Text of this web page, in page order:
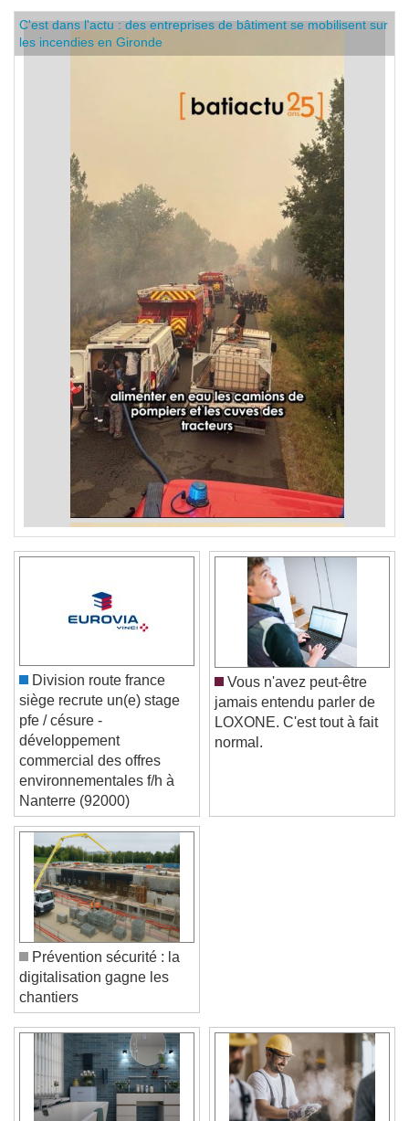
Video Player is loading.
Play Video
Play
Skip Backward
Skip Forward
Unmute
C'est dans l'actu : des entreprises de bâtiment se mobilisent sur
les incendies en Gironde
Division route france
siège recrute un(e) stage
pfe / césure -
développement
commercial des offres
environnementales f/h à
Nanterre (92000)
Vous n'avez peut-être
jamais entendu parler de
LOXONE. C'est tout à fait
Prévention sécurité : la
digitalisation gagne les
chantiers